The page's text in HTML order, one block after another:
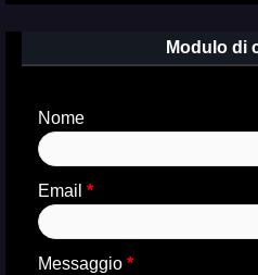
Modulo di
Nome
Email *
Messaggio *